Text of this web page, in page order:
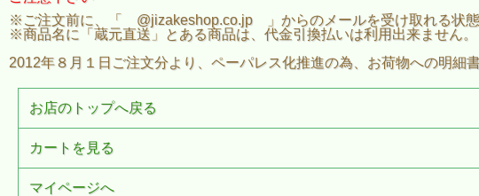
※ご注文前に、「 @jizakeshop.co.jp 」からのメールを受け取れる状態
※商品名に「蔵元直送」とある商品は、代金引換払いは利用出来ません。
2012年８月１日ご注文分より、ペーパレス化推進の為、お荷物への明細
お店のトップへ戻る
カートを見る
マイページへ